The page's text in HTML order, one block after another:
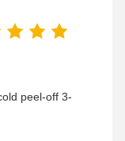
peel-off 3-